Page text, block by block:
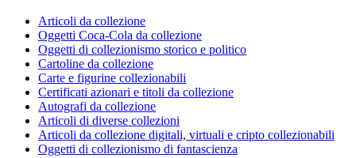
Articoli da collezione
Oggetti Coca-Cola da collezione
Oggetti di collezionismo storico e politico
Cartoline da collezione
Carte e figurine collezionabili
Certificati azionari e titoli da collezione
Autografi da collezione
Articoli di diverse collezioni
Articoli da collezione digitali, virtuali e cripto collezionabili
Oggetti di collezionismo di fantascienza